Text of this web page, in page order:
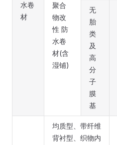
水卷
材
聚合
物改
性 防
水卷
材(含
湿铺)
无
胎
类
及
高
分
子
膜
基
均质型、带纤维
背衬型、织物内